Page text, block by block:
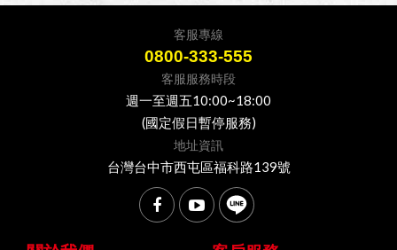
客服專線
0800-333-555
客服服務時段
週一至週五10:00~18:00
(國定假日暫停服務)
地址資訊
台灣台中市西屯區福科路139號